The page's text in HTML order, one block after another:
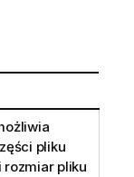
pliku
rozmiar pliku